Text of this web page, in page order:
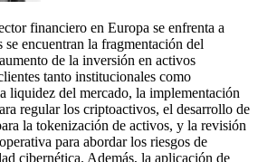
financiero en Europa se enfrenta a
encuentran la fragmentación del
de la inversión en activos
tanto institucionales como
liquidez del mercado, la implementación
regular los criptoactivos, el desarrollo de
la tokenización de activos, y la revisión
para abordar los riesgos de
cibernética. Además, la aplicación de